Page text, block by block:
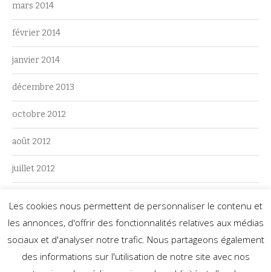
mars 2014
février 2014
janvier 2014
décembre 2013
octobre 2012
août 2012
juillet 2012
mai 2012
Les cookies nous permettent de personnaliser le contenu et
les annonces, d'offrir des fonctionnalités relatives aux médias
sociaux et d'analyser notre trafic. Nous partageons également
des informations sur l'utilisation de notre site avec nos